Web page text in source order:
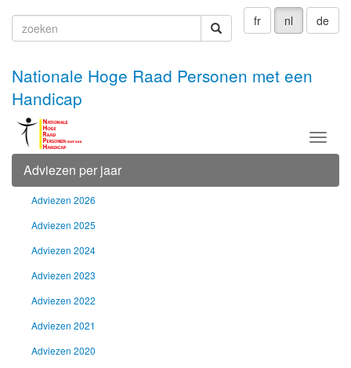
fr nl de
zoeken
Nationale Hoge Raad Personen met een
Handicap
Menu
Adviezen per jaar
Adviezen 2026
Adviezen 2025
Adviezen 2024
Adviezen 2023
Adviezen 2022
Adviezen 2021
Adviezen 2020